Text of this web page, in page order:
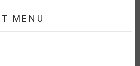
MENU